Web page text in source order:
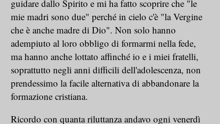
guidare dallo Spirito e mi ha fatto scoprire che "le
mie madri sono due" perché in cielo c'è "la Vergine
che è anche madre di Dio". Non solo hanno
adempiuto al loro obbligo di formarmi nella fede,
ma hanno anche lottato affinché io e i miei fratelli,
soprattutto negli anni difficili dell'adolescenza, non
prendessimo la facile alternativa di abbandonare la
formazione cristiana.
Ricordo con quanta riluttanza andavo ogni venerdì